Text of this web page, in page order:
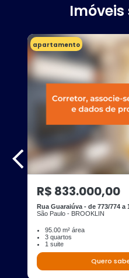
apartamento
R$ 833.000,00
Rua Guaraiúva - de 773/774 a
São Paulo - BROOKLIN
95.00 m² área
3 quartos
1 suite
Quero